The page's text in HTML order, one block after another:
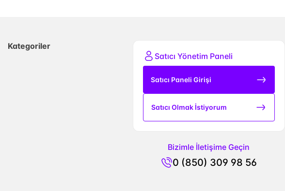
Kategoriler
Satıcı Yönetim Paneli
Satıcı Paneli Girişi
Satıcı Olmak İstiyorum
Bizimle İletişime Geçin
0 (850) 309 98 56